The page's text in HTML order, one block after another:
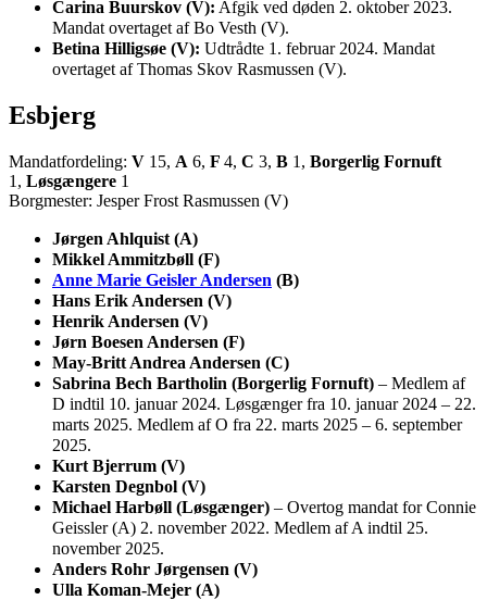
Carina Buurskov (V): Afgik ved døden 2. oktober 2023.
Mandat overtaget af Bo Vesth (V).
Betina Hilligsøe (V): Udtrådte 1. februar 2024. Mandat
overtaget af Thomas Skov Rasmussen (V).
Esbjerg
Mandatfordeling: V 15, A 6, F 4, C 3, B 1, Borgerlig Fornuft
1, Løsgængere 1
Borgmester: Jesper Frost Rasmussen (V)
Jørgen Ahlquist (A)
Mikkel Ammitzbøll (F)
Anne Marie Geisler Andersen (B)
Hans Erik Andersen (V)
Henrik Andersen (V)
Jørn Boesen Andersen (F)
May-Britt Andrea Andersen (C)
Sabrina Bech Bartholin (Borgerlig Fornuft) – Medlem af
D indtil 10. januar 2024. Løsgænger fra 10. januar 2024 – 22.
marts 2025. Medlem af O fra 22. marts 2025 – 6. september
2025.
Kurt Bjerrum (V)
Karsten Degnbol (V)
Michael Harbøll (Løsgænger) – Overtog mandat for Connie
Geissler (A) 2. november 2022. Medlem af A indtil 25.
november 2025.
Anders Rohr Jørgensen (V)
Ulla Koman-Mejer (A)